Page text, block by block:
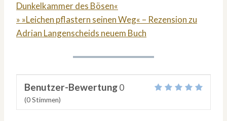
Dunkelkammer des Bösen«
» »Leichen pflastern seinen Weg« – Rezension zu
Adrian Langenscheids neuem Buch
Benutzer-Bewertung0
(0Stimmen)